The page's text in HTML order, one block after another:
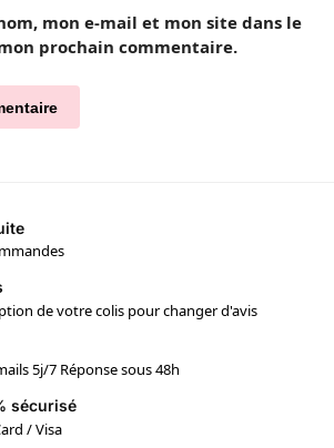
mon e-mail et mon site dans le
prochain commentaire.
de votre colis pour changer d'avis
5j/7 Réponse sous 48h
sécurisé
/ Visa